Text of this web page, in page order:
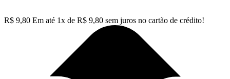
R$ 9,80 Em até 1x de R$ 9,80 sem juros no cartão de crédito!